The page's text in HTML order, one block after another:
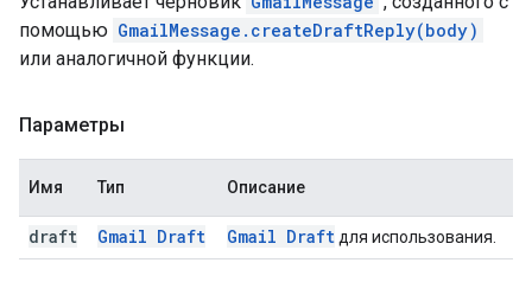
помощью GmailMessage.createDraftReply(body)
или аналогичной функции.
Параметры
Имя Тип Описание
draft Gmail Draft Gmail Draft для использования.